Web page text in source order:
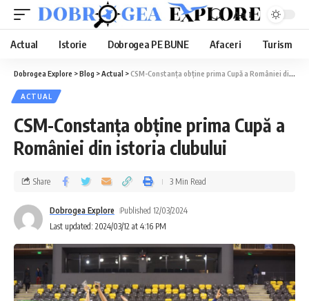
Aa
Actual Istorie Dobrogea PE BUNE Afaceri Turism
Dobrogea Explore >Blog >Actual >CSM-Constanța obține prima Cupă a României din istoria clubului
ACTUAL
CSM-Constanța obține prima Cupă a
României din istoria clubului
Last updated: 2024/03/12 at 4:16 PM
Dobrogea Explore Published 12/03/2024
Share 3 Min Read